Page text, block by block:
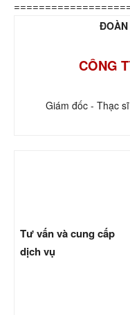
ĐOÀN
CÔNG
Giám đốc - Thạc
Tư vấn và cung cấp
dịch vụ